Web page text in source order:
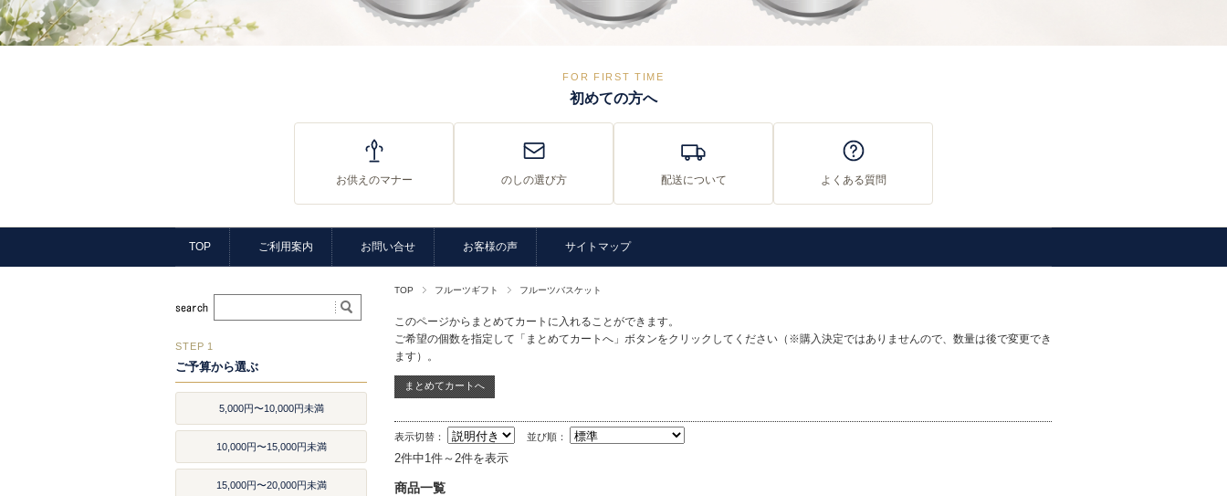
FOR FIRST TIME
初めての方へ
お供えのマナー のしの選び方 配送について よくある質問
TOP ご利用案内 お問い合せ お客様の声 サイトマップ
TOP フルーツギフト フルーツバスケット
このページからまとめてカートに入れることができます。
ご希望の個数を指定して「まとめてカートへ」ボタンをクリックしてください（※購入決定ではありませんので、数量は後で変更でき
ます）。
表示切替： 並び順：
2件中1件～2件を表示
商品一覧
STEP 1
ご予算から選ぶ
5,000円〜10,000円未満
10,000円〜15,000円未満
15,000円〜20,000円未満